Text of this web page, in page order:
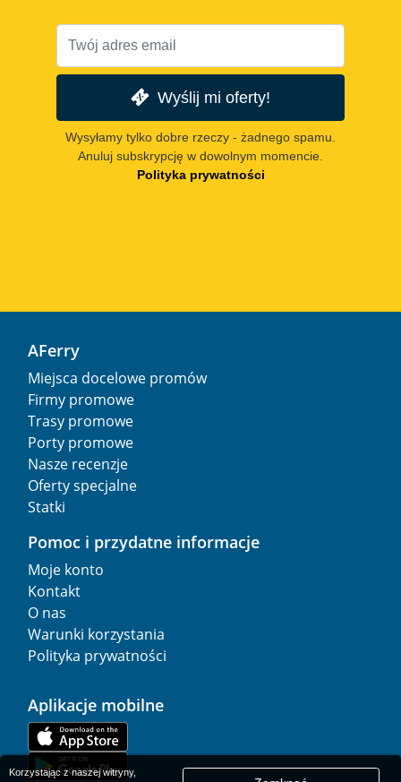
Wyślij mi oferty!
Wysyłamy tylko dobre rzeczy - żadnego spamu.
Anuluj subskrypcję w dowolnym momencie.
Polityka prywatności
AFerry
Miejsca docelowe promów
Firmy promowe
Trasy promowe
Porty promowe
Nasze recenzje
Oferty specjalne
Statki
Pomoc i przydatne informacje
Moje konto
Kontakt
O nas
Warunki korzystania
Polityka prywatności
Aplikacje mobilne
Korzystając z naszej witryny,